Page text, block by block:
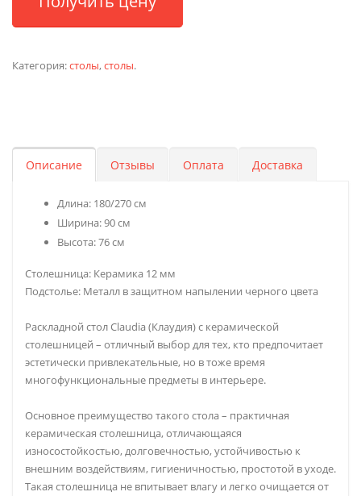
Категория:столы,столы.
Описание Отзывы Оплата Доставка
Длина: 180/270 см
Ширина: 90 см
Высота: 76 см
Столешница: Керамика 12 мм
Подстолье: Металл в защитном напылении черного цвета
Раскладной стол Claudia (Клаудия) с керамической
столешницей – отличный выбор для тех, кто предпочитает
эстетически привлекательные, но в тоже время
многофункциональные предметы в интерьере.
Основное преимущество такого стола – практичная
керамическая столешница, отличающаяся
износостойкостью, долговечностью, устойчивостью к
внешним воздействиям, гигиеничностью, простотой в уходе.
Такая столешница не впитывает влагу и легко очищается от